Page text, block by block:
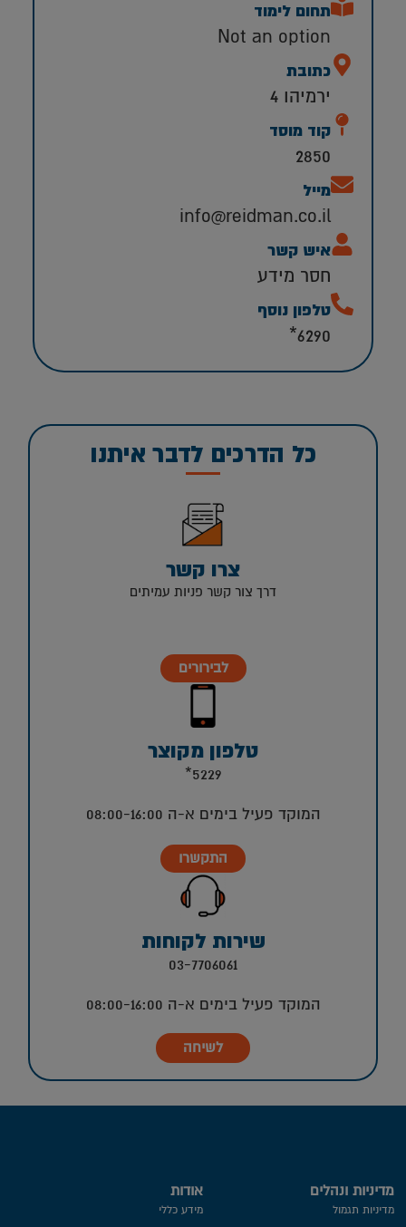
תחום לימוד
Not an option
כתובת
ירמיהו 4
קוד מוסד
2850
מייל
info@reidman.co.il
איש קשר
חסר מידע
טלפון נוסף
6290*
כל הדרכים לדבר איתנו
צרו קשר
דרך צור קשר פניות עמיתים
לבירורים
טלפון מקוצר
5229*
המוקד פעיל בימים א-ה 08:00-16:00
התקשרו
שירות לקוחות
03-7706061
המוקד פעיל בימים א-ה 08:00-16:00
לשיחה
אודות
מידע כללי
מדיניות ונהלים
מדיניות תגמול